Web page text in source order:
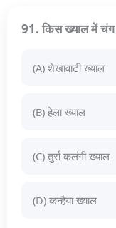
91. किस ख्याल में चंग
(A) शेखावाटी ख्याल
(B) हेला ख्याल
(C) तुर्रा कलंगी ख्याल
(D) कन्हैया ख्याल